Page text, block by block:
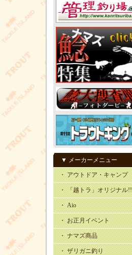
▼ メーカーメニュー
・ アウトドア・キャンプ
・ 「越トラ」オリジナル!!
・ Aio
・ お正月イベント
・ ナマズ商品
・ ザリガニ釣り